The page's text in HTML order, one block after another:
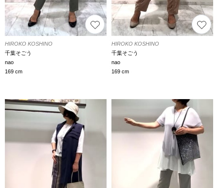
HIROKO KOSHINO
千葉そごう
nao
169 cm
HIROKO KOSHINO
千葉そごう
nao
169 cm